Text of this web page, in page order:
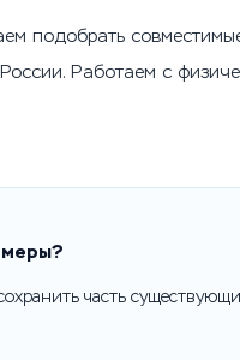
подобрать
Работаем с
часть